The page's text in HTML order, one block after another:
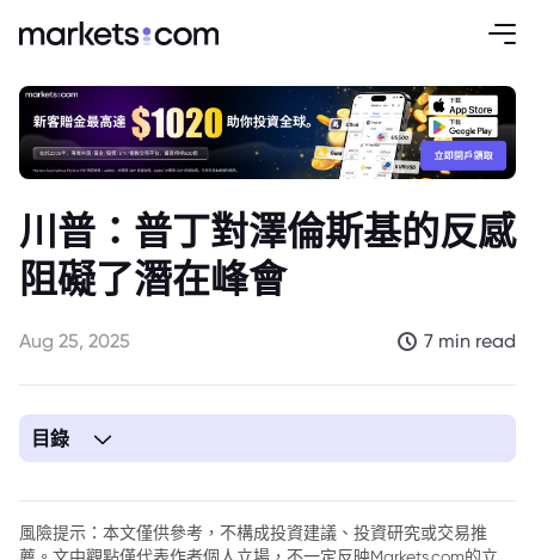
川普：普丁對澤倫斯基的反感
阻礙了潛在峰會
Aug 25, 2025 7 min read
目錄
風險提示：本文僅供參考，不構成投資建議、投資研究或交易推